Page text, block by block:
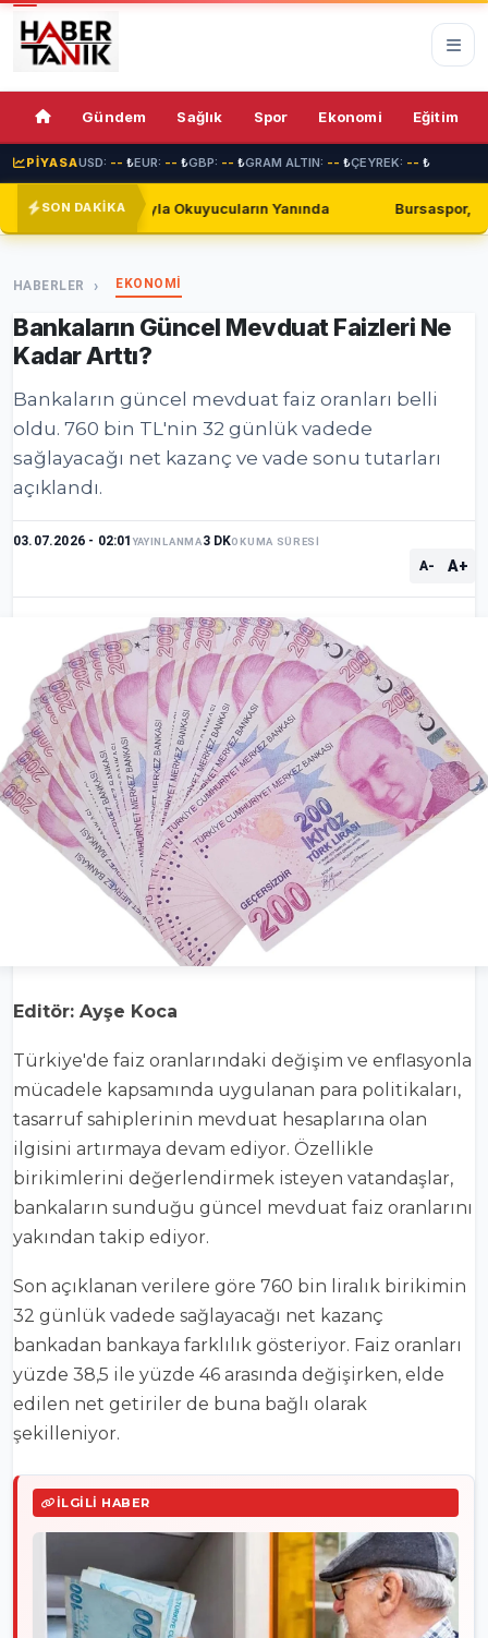
Gündem Sağlık Spor Ekonomi Eğitim
PİYASAUSD: -- ₺EUR: -- ₺GBP: -- ₺GRAM ALTIN: -- ₺ÇEYREK: -- ₺
SON DAKİKA
Yanında Bursaspor, Shakhtar Donetsk ile
70%
HABERLER EKONOMİ
Bankaların Güncel Mevduat Faizleri Ne
Kadar Arttı?
Bankaların güncel mevduat faiz oranları belli
oldu. 760 bin TL'nin 32 günlük vadede
sağlayacağı net kazanç ve vade sonu tutarları
açıklandı.
03.07.2026 - 02:01YAYINLANMA3 DKOKUMA SÜRESİ
A- A+
Editör: Ayşe Koca
Türkiye'de faiz oranlarındaki değişim ve enflasyonla
mücadele kapsamında uygulanan para politikaları,
tasarruf sahiplerinin mevduat hesaplarına olan
ilgisini artırmaya devam ediyor. Özellikle
birikimlerini değerlendirmek isteyen vatandaşlar,
bankaların sunduğu güncel mevduat faiz oranlarını
yakından takip ediyor.
Son açıklanan verilere göre 760 bin liralık birikimin
32 günlük vadede sağlayacağı net kazanç
bankadan bankaya farklılık gösteriyor. Faiz oranları
yüzde 38,5 ile yüzde 46 arasında değişirken, elde
edilen net getiriler de buna bağlı olarak
şekilleniyor.
İLGILI HABER